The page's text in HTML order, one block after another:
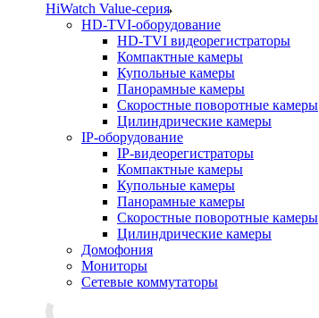
HiWatch Value-серия
HD-TVI-оборудование
HD-TVI видеорегистраторы
Компактные камеры
Купольные камеры
Панорамные камеры
Скоростные поворотные камеры
Цилиндрические камеры
IP-оборудование
IP-видеорегистраторы
Компактные камеры
Купольные камеры
Панорамные камеры
Скоростные поворотные камеры
Цилиндрические камеры
Домофония
Мониторы
Сетевые коммутаторы